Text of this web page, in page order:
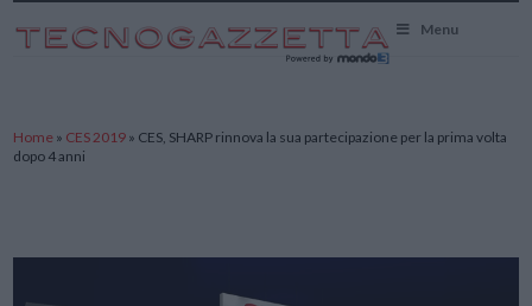
Menu
Home » CES 2019 » CES, SHARP rinnova la sua partecipazione per la prima volta
dopo 4 anni